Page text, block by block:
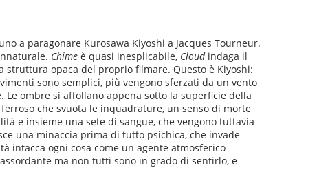
a paragonare Kurosawa Kiyoshi a Jacques Tourneur.
Chime è quasi inesplicabile, Cloudindaga il
opaca del proprio filmare. Questo è Kiyoshi:
sono semplici, più vengono sferzati da un vento
Le ombre si affollano appena sotto la superficie della
che svuota le inquadrature, un senso di morte
e insieme una sete di sangue, che vengono tuttavia
una minaccia prima di tutto psichica, che invade
intacca ogni cosa come un agente atmosferico
ma non tutti sono in grado di sentirlo, e